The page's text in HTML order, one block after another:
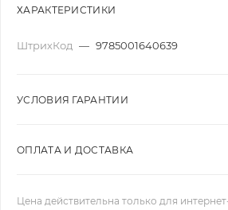
ХАРАКТЕРИСТИКИ
ШтрихКод — 9785001640639
УСЛОВИЯ ГАРАНТИИ
ОПЛАТА И ДОСТАВКА
Цена действительна только для